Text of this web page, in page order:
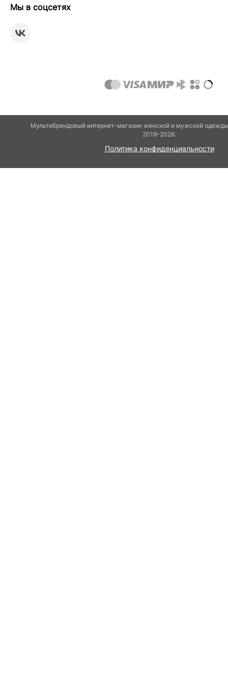
Мы в соцсетях
Мультибрендовый интернет-магазин женской и мужской
2019-2026.
Политика конфиденциальности